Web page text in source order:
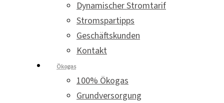
Dynamischer Stromtarif
Stromspartipps
Geschäftskunden
Kontakt
Ökogas
100% Ökogas
Grundversorgung